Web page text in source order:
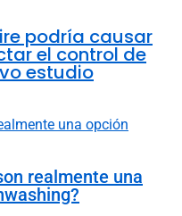
podría causar
el control de
estudio
realmente una